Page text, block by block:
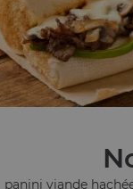
panini viande